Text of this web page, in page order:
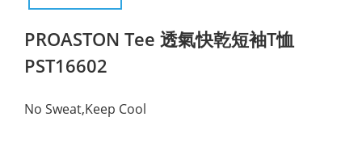
PROASTON Tee 透氣快乾短袖T恤
PST16602
No Sweat,Keep Cool